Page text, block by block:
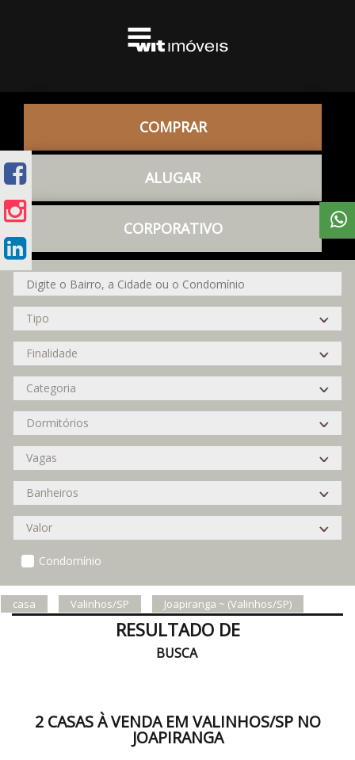
COMPRAR
ALUGAR
CORPORATIVO
Condomínio
casa Valinhos/SP Joapiranga ~ (Valinhos/SP)
RESULTADO DE
BUSCA
2 CASAS À VENDA EM VALINHOS/SP NO
JOAPIRANGA